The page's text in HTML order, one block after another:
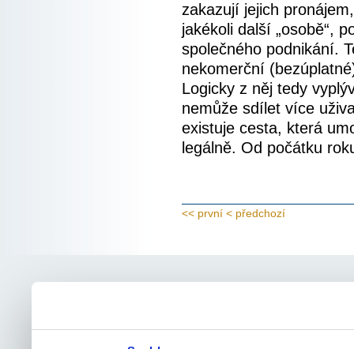
zakazují jejich
jakékoli další „osobě“,
společného podnikání.
nekomerční
Logicky z něj tedy
nemůže sdílet více
existuje cesta, která
legálně. Od počátku
<< první < předchozí